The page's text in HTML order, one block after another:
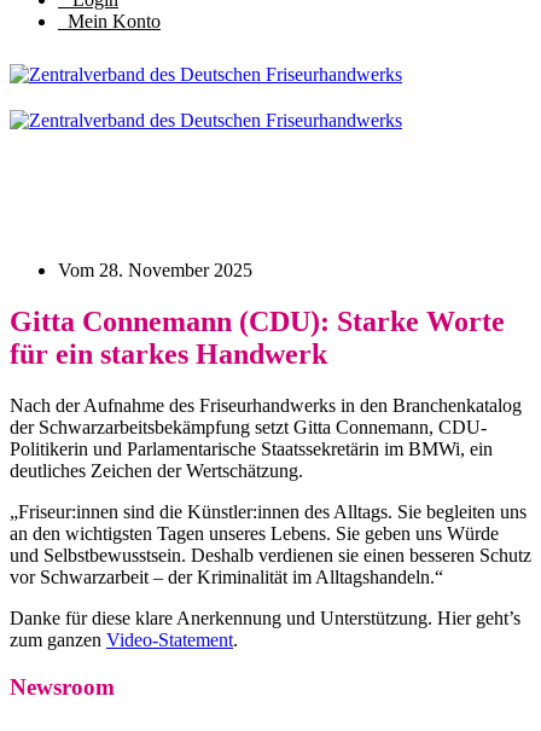
Mein Konto
Vom 28. November 2025
Gitta Connemann (CDU): Starke Worte
für ein starkes Handwerk
Nach der Aufnahme des Friseurhandwerks in den Branchenkatalog
der Schwarzarbeitsbekämpfung setzt Gitta Connemann, CDU-
Politikerin und Parlamentarische Staatssekretärin im BMWi, ein
deutliches Zeichen der Wertschätzung.
„Friseur:innen sind die Künstler:innen des Alltags. Sie begleiten uns
an den wichtigsten Tagen unseres Lebens. Sie geben uns Würde
und Selbstbewusstsein. Deshalb verdienen sie einen besseren Schutz
vor Schwarzarbeit – der Kriminalität im Alltagshandeln.“
Danke für diese klare Anerkennung und Unterstützung. Hier geht’s
zum ganzen Video-Statement.
Newsroom